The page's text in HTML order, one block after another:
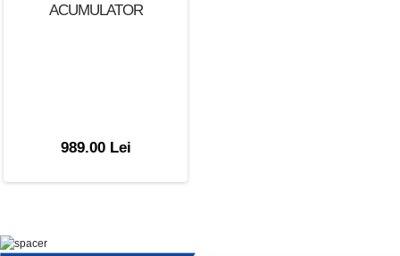
ACUMULATOR
989.00 Lei